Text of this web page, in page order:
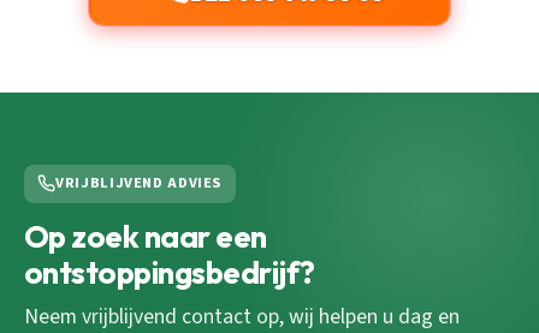
VRIJBLIJVEND ADVIES
Op zoek naar een
ontstoppingsbedrijf?
Neem vrijblijvend contact op, wij helpen u dag en